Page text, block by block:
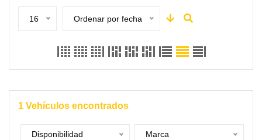
16 Ordenar por fecha
1 Vehículos encontrados
Disponibilidad Marca